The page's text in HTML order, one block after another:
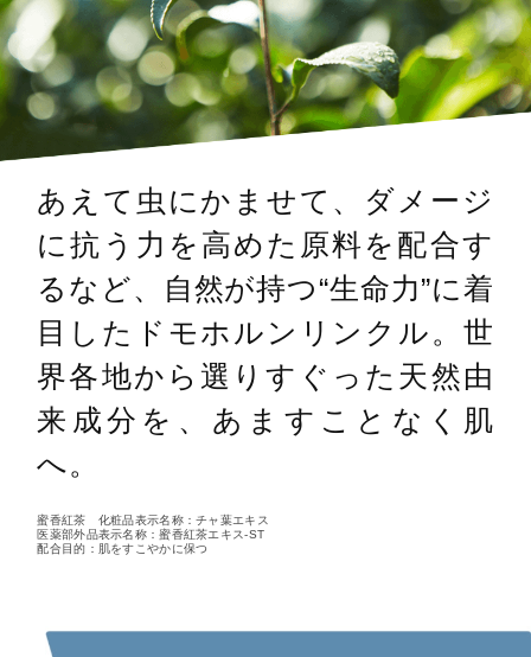
あえて虫にかませて、ダメージ
に抗う力を高めた原料を配合す
るなど、自然が持つ“生命力”に着
目したドモホルンリンクル。世
界各地から選りすぐった天然由
来成分を、あますことなく肌
へ。
蜜香紅茶 化粧品表示名称：チャ葉エキス
医薬部外品表示名称：蜜香紅茶エキス-ST
配合目的：肌をすこやかに保つ